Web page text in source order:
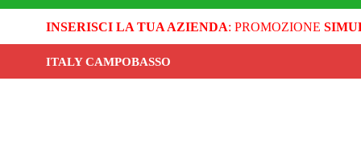
INSERISCI LA TUA AZIENDA: PROMOZIONE
ITALY CAMPOBASSO